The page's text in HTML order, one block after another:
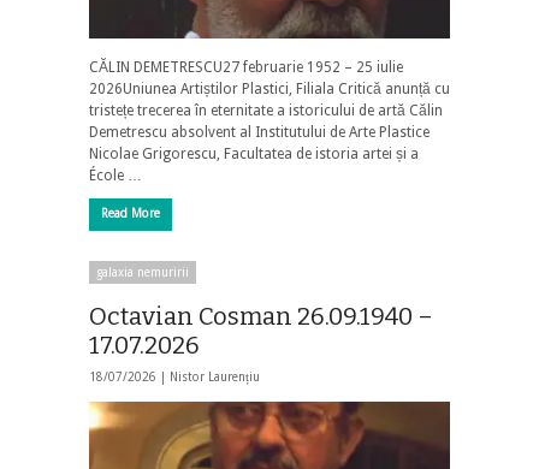
CĂLIN DEMETRESCU27 februarie 1952 – 25 iulie
2026Uniunea Artiștilor Plastici, Filiala Critică anunță cu
tristețe trecerea în eternitate a istoricului de artă Călin
Demetrescu absolvent al Institutului de Arte Plastice
Nicolae Grigorescu, Facultatea de istoria artei și a
École …
Read More
galaxia nemuririi
Octavian Cosman 26.09.1940 –
17.07.2026
18/07/2026 | Nistor Laurențiu